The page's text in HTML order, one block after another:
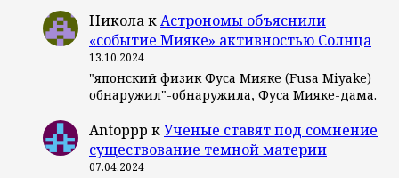
НиколакАстрономы объяснили
«событие Мияке» активностью Солнца
13.10.2024
"японский физик Фуса Мияке (Fusa Miyake)
обнаружил"-обнаружила, Фуса Мияке-дама.
Antoppp кУченые ставят под сомнение
существование темной материи
07.04.2024